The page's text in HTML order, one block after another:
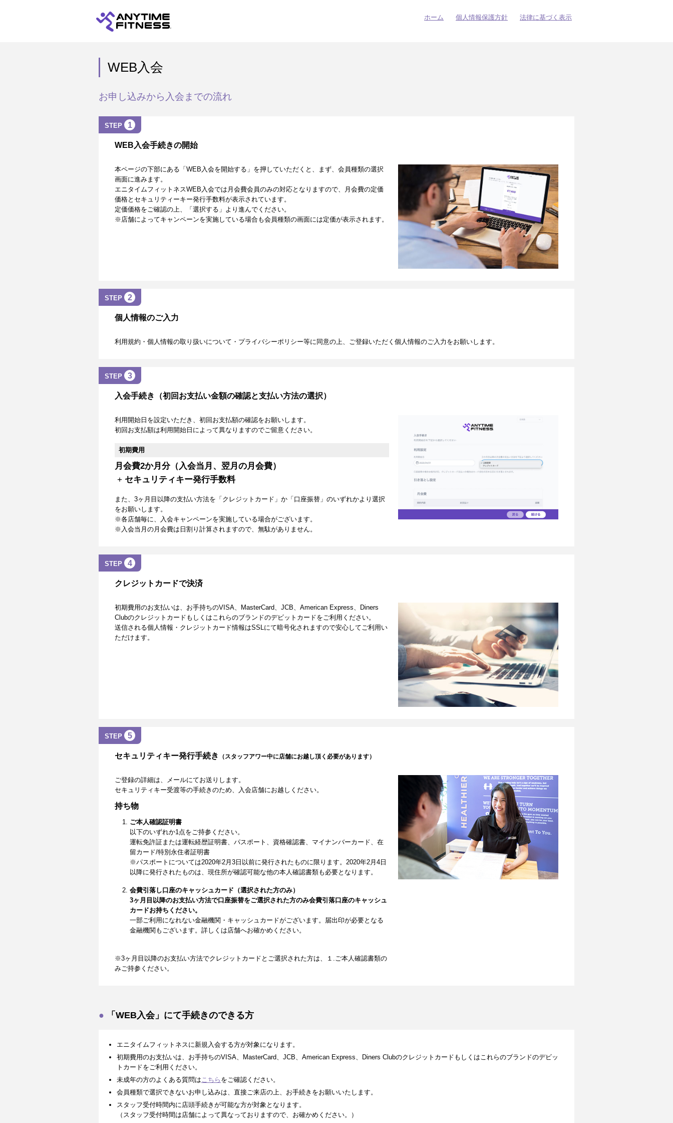
ホーム 個人情報保護方針 法律に基づく表示
WEB入会
お申し込みから入会までの流れ
STEP 1
WEB入会手続きの開始
本ページの下部にある「WEB入会を開始する」を押していただくと、まず、会員種類の選択
画面に進みます。
エニタイムフィットネスWEB入会では月会費会員のみの対応となりますので、月会費の定価
価格とセキュリティーキー発行手数料が表示されています。
定価価格をご確認の上、「選択する」より進んでください。
※店舗によってキャンペーンを実施している場合も会員種類の画面には定価が表示されます。
STEP 2
個人情報のご入力
利用規約・個人情報の取り扱いについて・プライバシーポリシー等に同意の上、ご登録いただく個人情報のご入力をお願いします。
STEP 3
入会手続き（初回お支払い金額の確認と支払い方法の選択）
利用開始日を設定いただき、初回お支払額の確認をお願いします。
初回お支払額は利用開始日によって異なりますのでご留意ください。
初期費用
月会費2か月分（入会当月、翌月の月会費）
+ セキュリティキー発行手数料
また、3ヶ月目以降の支払い方法を「クレジットカード」か「口座振替」のいずれかより選択
をお願いします。
※各店舗毎に、入会キャンペーンを実施している場合がございます。
※入会当月の月会費は日割り計算されますので、無駄がありません。
STEP 4
クレジットカードで決済
初期費用のお支払いは、お手持ちのVISA、MasterCard、JCB、American Express、Diners
Clubのクレジットカードもしくはこれらのブランドのデビットカードをご利用ください。
送信される個人情報・クレジットカード情報はSSLにて暗号化されますので安心してご利用い
ただけます。
STEP 5
セキュリティキー発行手続き （スタッフアワー中に店舗にお越し頂く必要があります）
ご登録の詳細は、メールにてお送りします。
セキュリティキー受渡等の手続きのため、入会店舗にお越しください。
持ち物
ご本人確認証明書
以下のいずれか1点をご持参ください。
運転免許証または運転経歴証明書、パスポート、資格確認書、マイナンバーカード、在
留カード/特別永住者証明書
※パスポートについては2020年2月3日以前に発行されたものに限ります。2020年2月4日
以降に発行されたものは、現住所が確認可能な他の本人確認書類も必要となります。
会費引落し口座のキャッシュカード（選択された方のみ）
3ヶ月目以降のお支払い方法で口座振替をご選択された方のみ会費引落口座のキャッシュ
カードお持ちください。
一部ご利用になれない金融機関・キャッシュカードがございます。届出印が必要となる
金融機関もございます。詳しくは店舗へお確かめください。
※3ヶ月目以降のお支払い方法でクレジットカードとご選択された方は、１.ご本人確認書類の
みご持参ください。
「WEB入会」にて手続きのできる方
エニタイムフィットネスに新規入会する方が対象になります。
初期費用のお支払いは、お手持ちのVISA、MasterCard、JCB、American Express、Diners Clubのクレジットカードもしくはこれらのブランドのデビッ
トカードをご利用ください。
未成年の方のよくある質問は こちら をご確認ください。
会員種類で選択できないお申し込みは、直接ご来店の上、お手続きをお願いいたします。
スタッフ受付時間内に店頭手続きが可能な方が対象となります。
（スタッフ受付時間は店舗によって異なっておりますので、お確かめください。）